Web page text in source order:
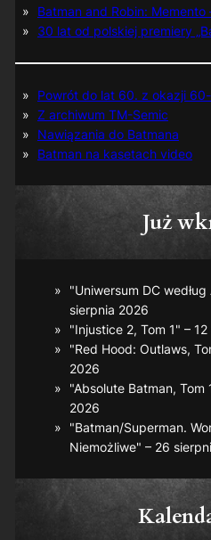
Batman and Robin: Memento
30 lat od polskiej premiery
Powrót do lat 60. z okazji
Z archiwum TM-Semic
Nawiązania do Batmana
Batman na kasetach video
Już
"Uniwersum DC
sierpnia 2026
"Injustice 2, Tom 1" –
"Red Hood: Outlaws,
2026
"Absolute Batman, Tom
2026
"Batman/Superman.
Niemożliwe" – 26